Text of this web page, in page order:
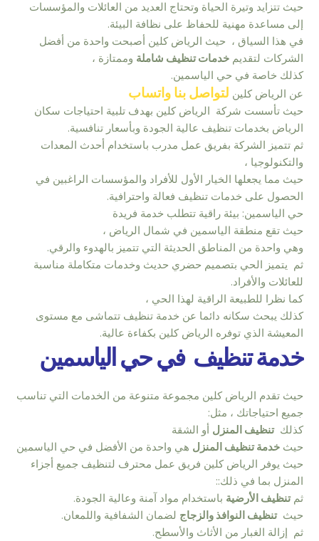
حيث تتزايد وتيرة الحياة وتحتاج العديد من العائلات والمؤسسات
إلى مساعدة مهنية للحفاظ على نظافة البيئة.
في هذا السياق ، حيث الرياض كلين أصبحت واحدة من أفضل
الشركات لتقديمخدمات تنظيف شاملة وممتازة ،
كذلك خاصة في حي الياسمين.
عن الرياض كلين لتواصل بنا واتساب
حيث تأسست شركة الرياض كلين بهدف تلبية احتياجات سكان
الرياض بخدمات تنظيف عالية الجودة وبأسعار تنافسية.
ثم تتميز الشركة بفريق عمل مدرب باستخدام أحدث المعدات
والتكنولوجيا ،
حيث مما يجعلها الخيار الأول للأفراد والمؤسسات الراغبين في
الحصول على خدمات تنظيف فعالة واحترافية.
حي الياسمين: بيئة راقية تتطلب خدمة فريدة
حيث تقع منطقة الياسمين في شمال الرياض ،
وهي واحدة من المناطق الحديثة التي تتميز بالهدوء والرقي.
ثم يتميز الحي بتصميم حضري حديث وخدمات متكاملة مناسبة
للعائلات والأفراد.
كما نظرا للطبيعة الراقية لهذا الحي ،
كذلك يبحث سكانه دائما عن خدمة تنظيف تتماشى مع مستوى
المعيشة الذي توفره الرياض كلين بكفاءة عالية.
خدمة تنظيف في حي الياسمين
حيث تقدم الرياض كلين مجموعة متنوعة من الخدمات التي تناسب
جميع احتياجاتك ، مثل:
كذلكتنظيف المنزل أو الشقة
حيثخدمة تنظيف المنزل هي واحدة من الأفضل في حي الياسمين
حيث يوفر الرياض كلين فريق عمل محترف لتنظيف جميع أجزاء
المنزل بما في ذلك::
ثمتنظيف الأرضية باستخدام مواد آمنة وعالية الجودة.
حيثتنظيف النوافذ والزجاج لضمان الشفافية واللمعان.
ثم إزالة الغبار من الأثاث والأسطح.